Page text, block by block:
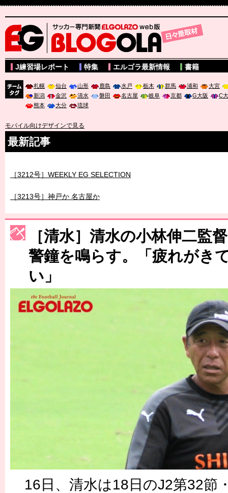
サッカー専門新聞ELGOLAZO web版 BLOGOLA
J練習場レポート 特集 エルゴラ最新情報 書籍
札幌 仙台 山形 鹿島 水戸 栃木 群馬 浦和
大宮
新潟
金沢 清水 磐田 名古屋 岐阜 京都 G大阪
C
熊本
大分 琉球
モバイル向けデザインで見る
最新記事
［3214号］WEST制覇
［3215号］WEEKLY EG SELECTION
［3216号］行く末占うラストワン
［3217号］最高の景色へ出国
［清水］清水の小林伸二監
警鐘を鳴らす。「疲れがき
い」
16日、清水は18日のJ2第32節